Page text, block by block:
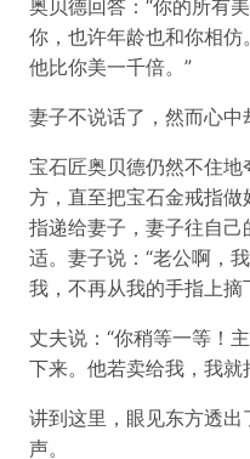
奥贝德回答：“你的所有
你，也许年龄也和你相
他比你美一千倍。”
妻子不说话了，然而心中
宝石匠奥贝德仍然不住地
方，直至把宝石金戒指
指递给妻子，妻子往自
适。妻子说：“老公啊，
我，不再从我的手指上摘
丈夫说：“你稍等一等！
下来。他若卖给我，我
讲到这里，眼见东方透
声。